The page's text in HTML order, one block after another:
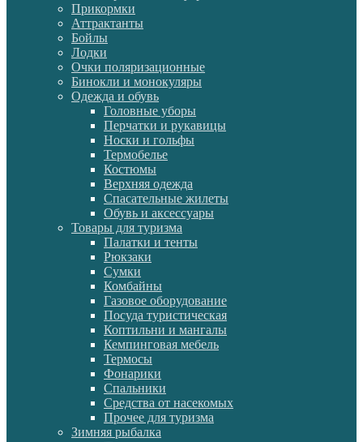
Прикормки
Аттрактанты
Бойлы
Лодки
Очки поляризационные
Бинокли и монокуляры
Одежда и обувь
Головные уборы
Перчатки и рукавицы
Носки и гольфы
Термобелье
Костюмы
Верхняя одежда
Спасательные жилеты
Обувь и аксессуары
Товары для туризма
Палатки и тенты
Рюкзаки
Сумки
Комбайны
Газовое оборудование
Посуда туристическая
Коптильни и мангалы
Кемпинговая мебель
Термосы
Фонарики
Спальники
Средства от насекомых
Прочее для туризма
Зимняя рыбалка